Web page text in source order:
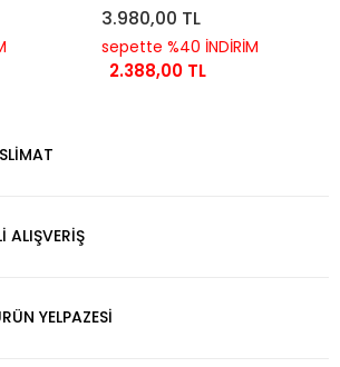
3.980,00 TL
sepette %40 İNDİRİM
2.388,00 TL
ALIŞVERİŞ
YELPAZESİ